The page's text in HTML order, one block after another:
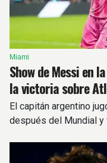
Miami
Show de Messi en
la victoria sobre
El capitán argentino
después del Mundial y